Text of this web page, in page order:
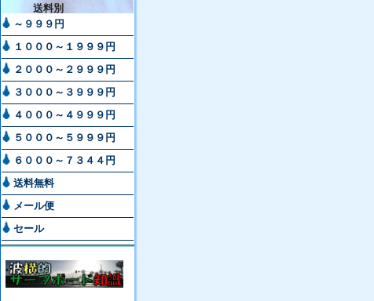
送料別
～９９９円
１０００～１９９９円
２０００～２９９９円
３０００～３９９９円
４０００～４９９９円
５０００～５９９９円
６０００～７３４４円
送料無料
メール便
セール